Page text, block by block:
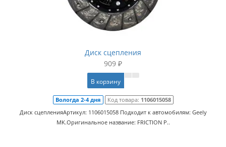
Диск сцепления
909 ₽
В корзину
Вологда 2-4 дня Код товара: 1106015058
Диск сцепленияАртикул: 1106015058 Подходит к автомобилям: Geely
MK.Оригинальное название: FRICTION P..